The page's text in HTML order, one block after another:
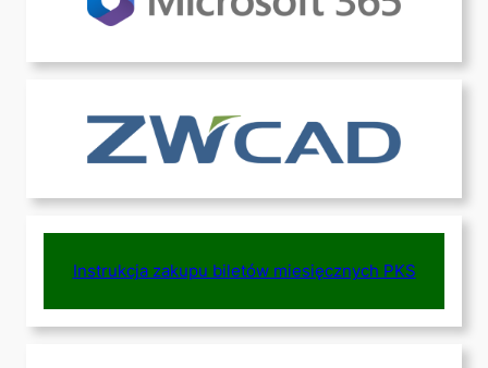
Instrukcja zakupu biletów miesięcznych PKS